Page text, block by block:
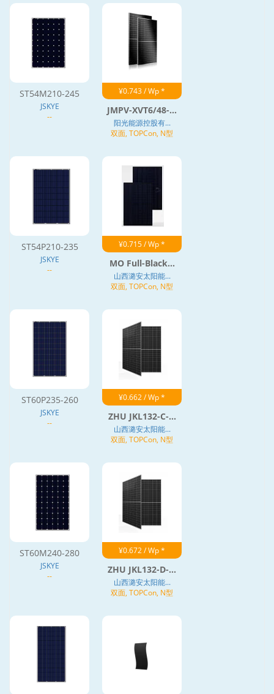
ST54M210-245
JSKYE
--
¥0.743 / Wp *
JMPV-XVT6/48-...
阳光能源控股有...
双面, TOPCon, N型
ST54P210-235
JSKYE
--
¥0.715 / Wp *
MO Full-Black...
山西潞安太阳能...
双面, TOPCon, N型
ST60P235-260
JSKYE
--
¥0.662 / Wp *
ZHU JKL132-C-...
山西潞安太阳能...
双面, TOPCon, N型
ST60M240-280
JSKYE
--
¥0.672 / Wp *
ZHU JKL132-D-...
山西潞安太阳能...
双面, TOPCon, N型